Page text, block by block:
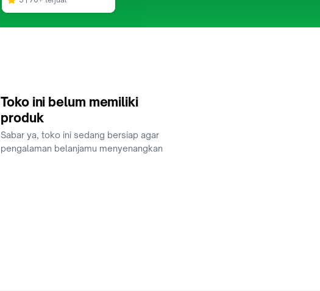
Toko ini belum memiliki
produk
Sabar ya, toko ini sedang bersiap agar
pengalaman belanjamu menyenangkan